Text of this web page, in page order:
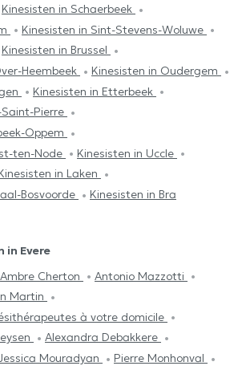
Kinesisten in Schaerbeek
Kinesisten in Sint-Stevens-Woluwe
Kinesisten in Brussel
Heembeek
Kinesisten in Oudergem
Kinesisten in Etterbeek
Pierre
Oppem
ten-Node
Kinesisten in Uccle
in Laken
Bosvoorde
Kinesisten in Bra
in Evere
Ambre Cherton
Antonio Mazzotti
Martin
à votre domicile
Alexandra Debakkere
Mouradyan
Pierre Monhonval